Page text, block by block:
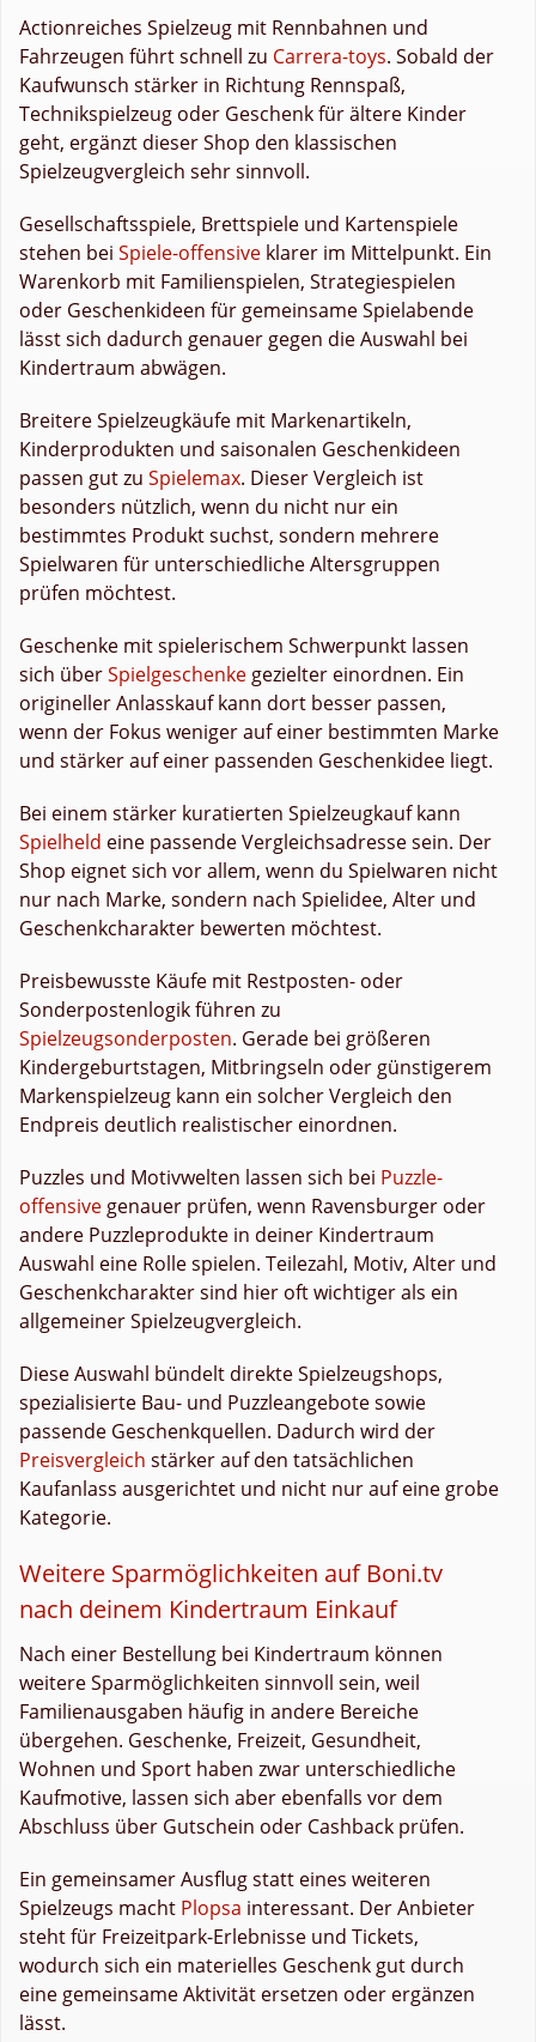
Actionreiches Spielzeug mit Rennbahnen und
Fahrzeugen führt schnell zu Carrera-toys. Sobald der
Kaufwunsch stärker in Richtung Rennspaß,
Technikspielzeug oder Geschenk für ältere Kinder
geht, ergänzt dieser Shop den klassischen
Spielzeugvergleich sehr sinnvoll.
Gesellschaftsspiele, Brettspiele und Kartenspiele
stehen bei Spiele-offensive klarer im Mittelpunkt. Ein
Warenkorb mit Familienspielen, Strategiespielen
oder Geschenkideen für gemeinsame Spielabende
lässt sich dadurch genauer gegen die Auswahl bei
Kindertraum abwägen.
Breitere Spielzeugkäufe mit Markenartikeln,
Kinderprodukten und saisonalen Geschenkideen
passen gut zu Spielemax. Dieser Vergleich ist
besonders nützlich, wenn du nicht nur ein
bestimmtes Produkt suchst, sondern mehrere
Spielwaren für unterschiedliche Altersgruppen
prüfen möchtest.
Geschenke mit spielerischem Schwerpunkt lassen
sich überSpielgeschenke gezielter einordnen. Ein
origineller Anlasskauf kann dort besser passen,
wenn der Fokus weniger auf einer bestimmten Marke
und stärker auf einer passenden Geschenkidee liegt.
Bei einem stärker kuratierten Spielzeugkauf kann
Spielheld eine passende Vergleichsadresse sein. Der
Shop eignet sich vor allem, wenn du Spielwaren nicht
nur nach Marke, sondern nach Spielidee, Alter und
Geschenkcharakter bewerten möchtest.
Preisbewusste Käufe mit Restposten- oder
Sonderpostenlogik führen zu
Spielzeugsonderposten. Gerade bei größeren
Kindergeburtstagen, Mitbringseln oder günstigerem
Markenspielzeug kann ein solcher Vergleich den
Endpreis deutlich realistischer einordnen.
Puzzles und Motivwelten lassen sich bei Puzzle-
offensive genauer prüfen, wenn Ravensburger oder
andere Puzzleprodukte in deiner Kindertraum
Auswahl eine Rolle spielen. Teilezahl, Motiv, Alter und
Geschenkcharakter sind hier oft wichtiger als ein
allgemeiner Spielzeugvergleich.
Diese Auswahl bündelt direkte Spielzeugshops,
spezialisierte Bau- und Puzzleangebote sowie
passende Geschenkquellen. Dadurch wird der
Preisvergleich stärker auf den tatsächlichen
Kaufanlass ausgerichtet und nicht nur auf eine grobe
Kategorie.
Weitere Sparmöglichkeiten auf Boni.tv
nach deinem Kindertraum Einkauf
Nach einer Bestellung bei Kindertraum können
weitere Sparmöglichkeiten sinnvoll sein, weil
Familienausgaben häufig in andere Bereiche
übergehen. Geschenke, Freizeit, Gesundheit,
Wohnen und Sport haben zwar unterschiedliche
Kaufmotive, lassen sich aber ebenfalls vor dem
Abschluss über Gutschein oder Cashback prüfen.
Ein gemeinsamer Ausflug statt eines weiteren
Spielzeugs macht Plopsa interessant. Der Anbieter
steht für Freizeitpark-Erlebnisse und Tickets,
wodurch sich ein materielles Geschenk gut durch
eine gemeinsame Aktivität ersetzen oder ergänzen
lässt.